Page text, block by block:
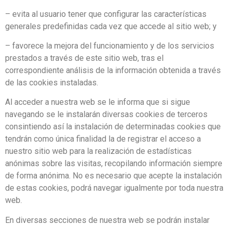
– evita al usuario tener que configurar las características
generales predefinidas cada vez que accede al sitio web; y
– favorece la mejora del funcionamiento y de los servicios
prestados a través de este sitio web, tras el
correspondiente análisis de la información obtenida a través
de las cookies instaladas.
Al acceder a nuestra web se le informa que si sigue
navegando se le instalarán diversas cookies de terceros
consintiendo así la instalación de determinadas cookies que
tendrán como única finalidad la de registrar el acceso a
nuestro sitio web para la realización de estadísticas
anónimas sobre las visitas, recopilando información siempre
de forma anónima. No es necesario que acepte la instalación
de estas cookies, podrá navegar igualmente por toda nuestra
web.
En diversas secciones de nuestra web se podrán instalar